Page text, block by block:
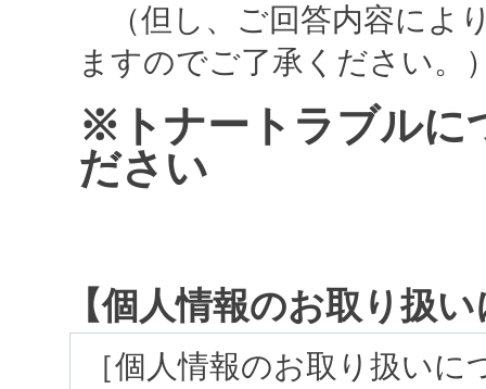
（但し、ご回答内容によ
ますのでご了承ください。
※トナートラブルに
ださい
【個人情報のお取り扱
［個人情報のお取り扱いに